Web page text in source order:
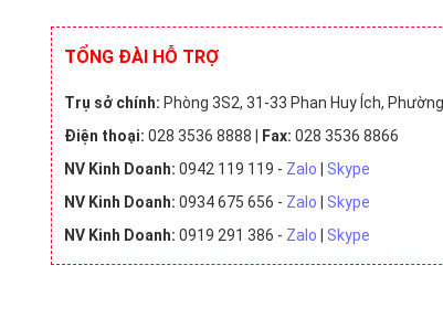
TỔNG ĐÀI HỖ TRỢ
Trụ sở chính: Phòng 3S2, 31-33 Phan Huy Ích,
Điện thoại: 028 3536 8888 | Fax: 028 3536 8866
NV Kinh Doanh: 0942 119 119 - Zalo
Skype
NV Kinh Doanh: 0934 675 656 - Zalo
Skype
NV Kinh Doanh: 0919 291 386 - Zalo Skype